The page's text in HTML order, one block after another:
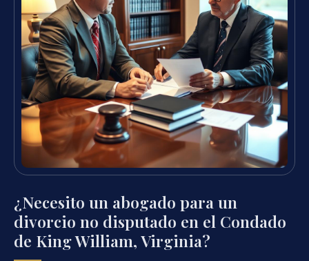
¿Necesito un abogado para un
divorcio no disputado en el Condado
de King William, Virginia?